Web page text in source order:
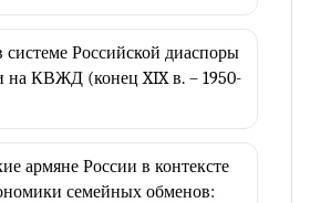
Российской диаспоры
на КВЖД (конец XIX в. – 1950-
армяне России в контексте
семейных обменов: